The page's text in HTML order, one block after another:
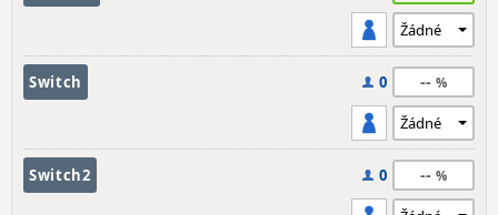
Switch 0 --
Switch2 0 --